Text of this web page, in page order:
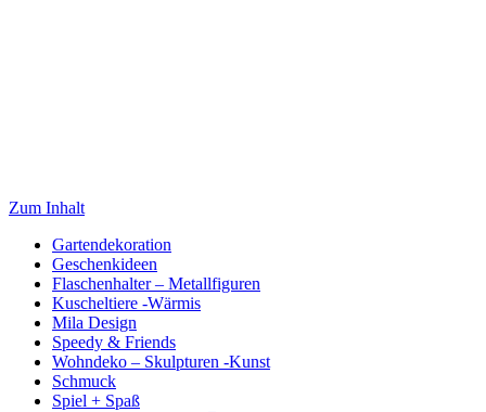
Zum Inhalt
Gartendekoration
Geschenkideen
Flaschenhalter – Metallfiguren
Kuscheltiere -Wärmis
Mila Design
Speedy & Friends
Wohndeko – Skulpturen -Kunst
Schmuck
Spiel + Spaß